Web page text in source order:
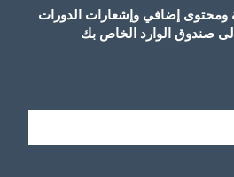
إضافي وإشعارات الدورات
صندوق الوارد الخاص بك